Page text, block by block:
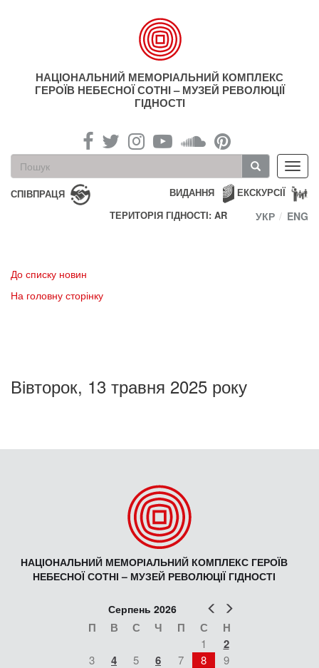
НАЦІОНАЛЬНИЙ МЕМОРІАЛЬНИЙ КОМПЛЕКС
ГЕРОЇВ НЕБЕСНОЇ СОТНІ – МУЗЕЙ РЕВОЛЮЦІЇ
ГІДНОСТІ
Пошукова
форма
Пошук
СПІВПРАЦЯ ЕКСКУРСІЇ
ВИДАННЯ
ТЕРИТОРІЯ ГІДНОСТІ: AR
УКР ENG
До списку новин
На головну сторінку
Вівторок, 13 травня 2025 року
НАЦІОНАЛЬНИЙ МЕМОРІАЛЬНИЙ КОМПЛЕКС ГЕРОЇВ
НЕБЕСНОЇ СОТНІ – МУЗЕЙ РЕВОЛЮЦІЇ ГІДНОСТІ
Попер
Серпень 2026
П В С Ч П С Н
1 2
3 4 5 6 7 8
9